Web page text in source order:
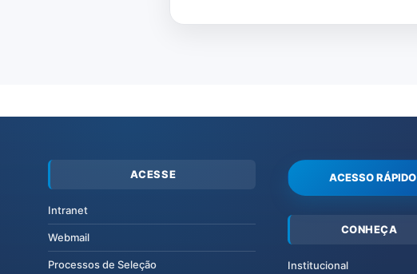
ACESSE
Intranet
Webmail
Processos de Seleção
ACESSO RÁPIDO
CONHEÇA
Institucional